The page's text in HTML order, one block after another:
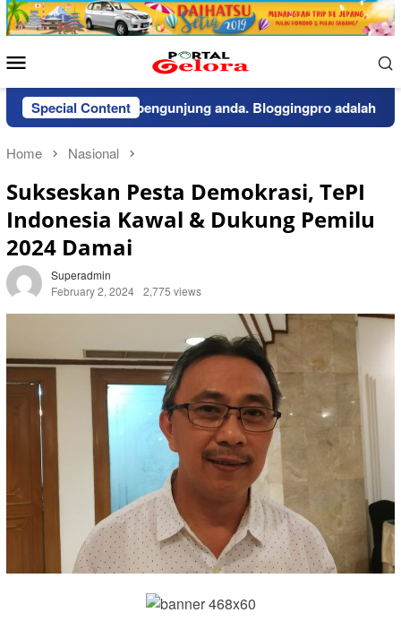
Skip
to
Menu
Special Content
kepada pengunjung anda. Bloggingpro adalah
Home Nasional
Sukseskan Pesta Demokrasi, TePI
Indonesia Kawal & Dukung Pemilu
2024 Damai
Superadmin
February 2, 2024 2,775 views